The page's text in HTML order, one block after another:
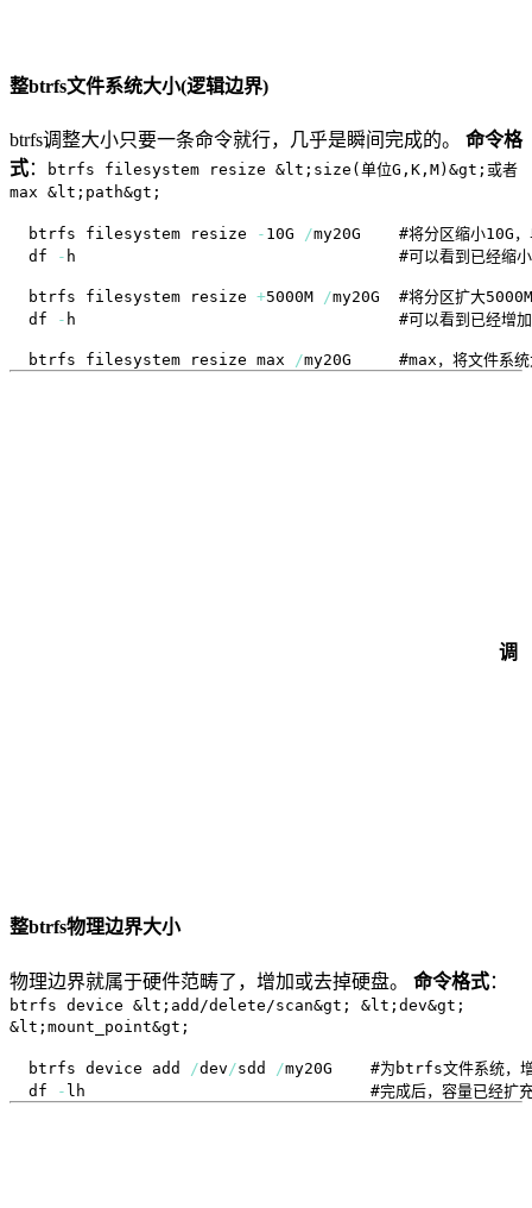
整btrfs文件系统大小(逻辑边界)
btrfs调整大小只要一条命令就行，几乎是瞬间完成的。 命令格
式：
btrfs filesystem resize &lt;size(单位G,K,M)&gt;或者
max &lt;path&gt;
btrfs filesystem resize - 10G /my20G    #将分区缩小10G，
df
-
btrfs filesystem resize +5000M /my20G  #将分区扩大
df
-
btrfs filesystem resize max /
调
整btrfs物理边界大小
物理边界就属于硬件范畴了，增加或去掉硬盘。 命令格式：
btrfs device &lt;add/delete/scan&gt; &lt;dev&gt;
&lt;mount_point&gt;
btrfs device add /dev /sdd
/
df
-